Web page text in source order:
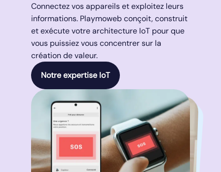
Connectez vos appareils et exploitez leurs
informations. Playmoweb conçoit, construit
et exécute votre architecture IoT pour que
vous puissiez vous concentrer sur la
création de valeur.
Notre expertise IoT